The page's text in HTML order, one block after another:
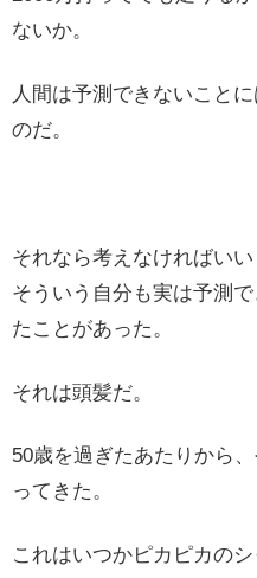
ないか。
人間は予測できないこと
のだ。
それなら考えなければい
そういう自分も実は予測
たことがあった。
それは頭髪だ。
50歳を過ぎたあたりから
ってきた。
これはいつかピカピカの